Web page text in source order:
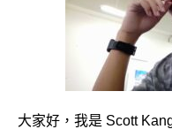
大家好，我是 Scott